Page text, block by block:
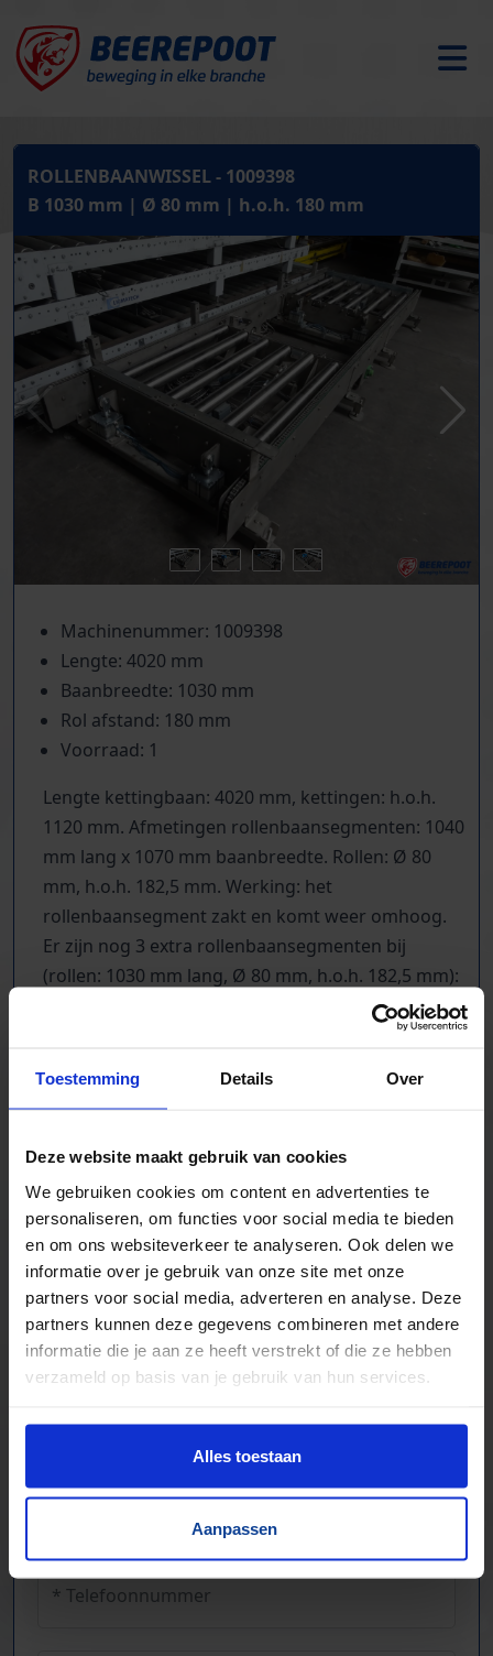
Toestemming Details Over
Deze website maakt gebruik van cookies
We gebruiken cookies om content en advertenties te
personaliseren, om functies voor social media te bieden
en om ons websiteverkeer te analyseren. Ook delen we
informatie over je gebruik van onze site met onze
partners voor social media, adverteren en analyse. Deze
partners kunnen deze gegevens combineren met andere
informatie die je aan ze heeft verstrekt of die ze hebben
verzameld op basis van je gebruik van hun services.
Alles toestaan
Aanpassen
ROLLENBAANWISSEL - 1009398
B 1030 mm | Ø 80 mm | h.o.h. 180 mm
Machinenummer: 1009398
Lengte: 4020 mm
Baanbreedte: 1030 mm
Rol afstand: 180 mm
Voorraad: 1
Lengte kettingbaan: 4020 mm, kettingen: h.o.h.
1120 mm. Afmetingen rollenbaansegmenten: 1040
mm lang x 1070 mm baanbreedte. Rollen: Ø 80
mm, h.o.h. 182,5 mm. Werking: het
rollenbaansegment zakt en komt weer omhoog.
Er zijn nog 3 extra rollenbaansegmenten bij
(rollen: 1030 mm lang, Ø 80 mm, h.o.h. 182,5 mm):
TrustScore 5.0
reviews
Kilometers rollenbaan uit voorraad leverbaar
Zwaartekracht en aangedreven
Bochten, harmonicabanen, wissels
Nieuw & gebruikt
Voor talloze toepassingen
Pakjes, doosjes, kratjes, pallets…